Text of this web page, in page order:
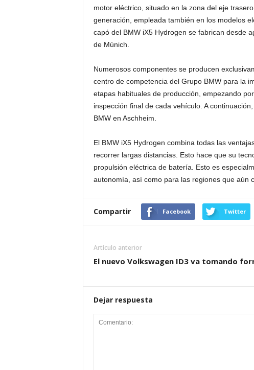
motor eléctrico, situado en la zona del eje
generación, empleada también en los modelos
capó del BMW iX5 Hydrogen se fabrican desde
de Múnich.
Numerosos componentes se producen
centro de competencia del Grupo BMW para la
etapas habituales de producción, empezando
inspección final de cada vehículo. A
BMW en Aschheim.
El BMW iX5 Hydrogen combina todas las
recorrer largas distancias. Esto hace que su
propulsión eléctrica de batería. Esto es
autonomía, así como para las regiones que aún
Compartir Facebook Twitter
Artículo anterior
El nuevo Volkswagen ID3 va tomando
Dejar respuesta